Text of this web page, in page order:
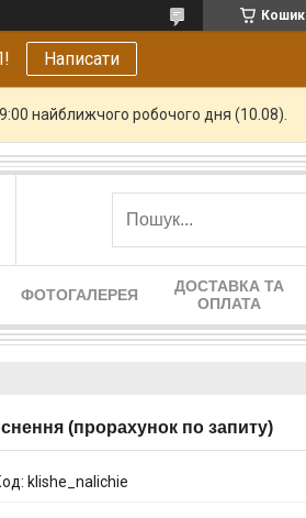
Кошик
Написати
найближчого робочого дня (10.08).
ФОТОГАЛЕРЕЯ
ДОСТАВКА ТА
ОПЛАТА
(прорахунок по запиту)
klishe_nalichie